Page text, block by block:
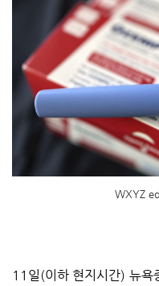
WXYZ
11일(이하 현지시간) 뉴욕